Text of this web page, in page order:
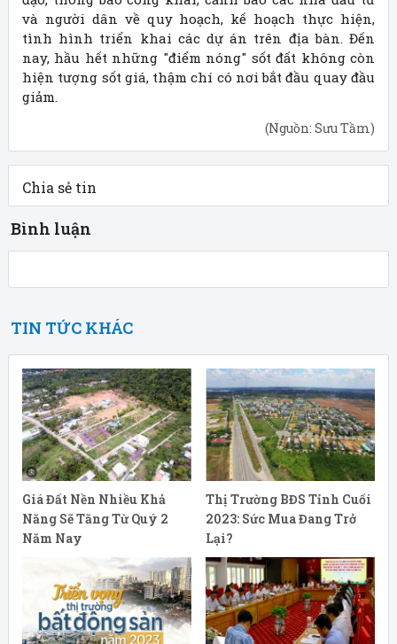
và người dân về quy hoạch, kế hoạch thực hiện,
tình hình triển khai các dự án trên địa bàn. Đến
nay, hầu hết những "điểm nóng" sốt đất không còn
hiện tượng sốt giá, thậm chí có nơi bắt đầu quay đầu
giảm.
(Nguồn: Sưu Tầm)
Chia sẻ tin
Bình luận
TIN TỨC KHÁC
Giá Đất Nền Nhiều Khả
Năng Sẽ Tăng Từ Quý 2
Năm Nay
Thị Trường BĐS Tỉnh Cuối
2023: Sức Mua Đang Trở
Lại?